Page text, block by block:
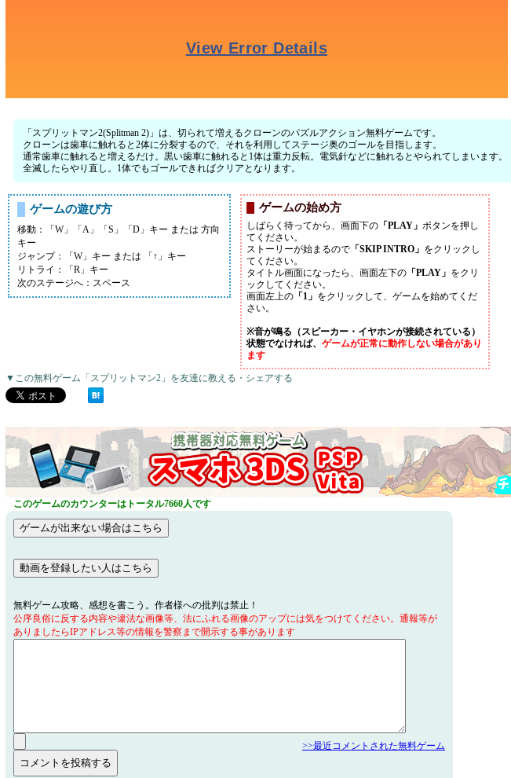
「スプリットマン2(Splitman 2)」は、切られて増えるクローンのパズルアクション無料ゲームです。
クローンは歯車に触れると2体に分裂するので、それを利用してステージ奥のゴールを目指します。
通常歯車に触れると増えるだけ。黒い歯車に触れると1体は重力反転。電気針などに触れるとやられてしまいます。
全滅したらやり直し。1体でもゴールできればクリアとなります。
ゲームの遊び方
移動：「W」「A」「S」「D」キー または 方向
キー
ジャンプ：「W」キー または 「↑」キー
リトライ：「R」キー
次のステージへ：スペース
ゲームの始め方
しばらく待ってから、画面下の 「PLAY」 ボタンを押し
てください。
ストーリーが始まるので 「SKIP INTRO」 をクリックし
てください。
タイトル画面になったら、画面左下の 「PLAY」 をクリ
ックしてください。
画面左上の 「1」 をクリックして、ゲームを始めてくだ
さい。
※音が鳴る（スピーカー・イヤホンが接続されている）
状態でなければ、 ゲームが正常に動作しない場合があり
ます
▼この無料ゲーム「スプリットマン2」を友達に教える・シェアする
このゲームのカウンターはトータル7660人です
無料ゲーム攻略、感想を書こう。作者様への批判は禁止！
公序良俗に反する内容や違法な画像等、法にふれる画像のアップには気をつけてください。通報等が
ありましたらIPアドレス等の情報を警察まで開示する事があります
>>最近コメントされた無料ゲーム